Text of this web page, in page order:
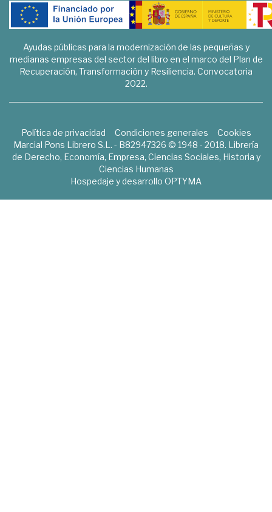
Ayudas públicas para la modernización de las pequeñas y
medianas empresas del sector del libro en el marco del Plan de
Recuperación, Transformación y Resiliencia. Convocatoria
2022.
Política de privacidad Condiciones generales
Cookies
Marcial Pons Librero S.L. - B82947326 © 1948 - 2018. Librería
de Derecho, Economía, Empresa, Ciencias Sociales, Historia y
Ciencias Humanas
Hospedaje y desarrollo OPTYMA